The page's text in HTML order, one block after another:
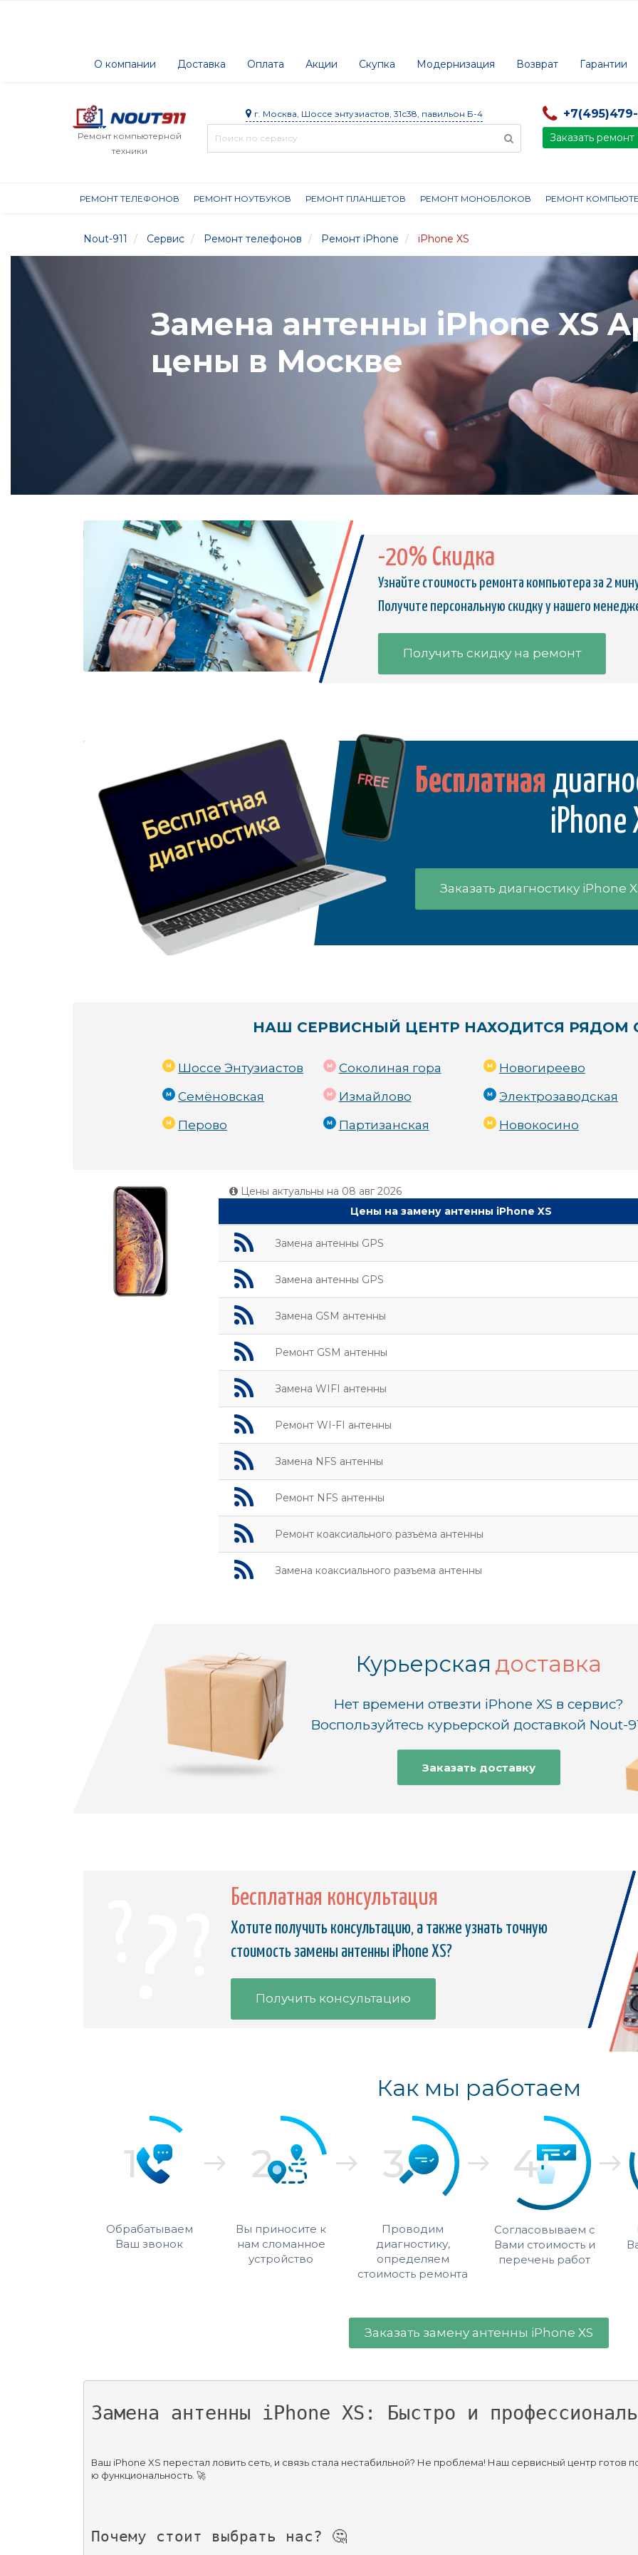
О компании Доставка Оплата Акции Скупка Модернизация Возврат Гарантии
Ремонт компьютерной
техники
г. Москва, Шоссе энтузиастов, 31с38, павильон Б-4
Заказать ремонт
РЕМОНТ ТЕЛЕФОНОВ РЕМОНТ НОУТБУКОВ РЕМОНТ ПЛАНШЕТОВ РЕМОНТ МОНОБЛОКОВ РЕМОНТ
Nout-911 Сервис Ремонт телефонов Ремонт iPhone iPhone XS
Замена антенны iPhone XS
цены в Москве
-20% Скидка
Узнайте стоимость ремонта компьютера за 2
Получите персональную скидку у нашего
Получить скидку на ремонт
Бесплатная
iPhone
Заказать диагностику iPhone
НАШ СЕРВИСНЫЙ ЦЕНТР НАХОДИТСЯ РЯДОМ
Шоссе Энтузиастов
Семёновская
Перово
Соколиная гора
Измайлово
Партизанская
Новогиреево
Электрозаводская
Новокосино
Цены актуальны на 08 авг 2026
Цены на замену антенны iPhone XS
Замена антенны GPS
Замена антенны GPS
Замена GSM антенны
Ремонт GSM антенны
Замена WIFI антенны
Ремонт WI-FI антенны
Замена NFS антенны
Ремонт NFS антенны
Ремонт коаксиального разъема антенны
Замена коаксиального разъема антенны
Курьерская доставка
Нет времени отвезти iPhone XS в сервис?
Воспользуйтесь курьерской доставкой Nout-
Заказать доставку
Бесплатная консультация
Хотите получить консультацию, а также узнать точную
стоимость замены антенны iPhone XS?
Получить консультацию
Как мы работаем
Обрабатываем
Ваш звонок
Вы приносите к
нам сломанное
устройство
Проводим
диагностику,
определяем
стоимость ремонта
Согласовываем с
Вами стоимость и
перечень работ
Заказать замену антенны iPhone XS
Замена антенны iPhone XS: Быстро и
Ваш iPhone XS перестал ловить сеть, и связь стала нестабильной? Не проблема! Наш сервисный центр готов
ю функциональность. 🚀
Почему стоит выбрать нас? 🤔